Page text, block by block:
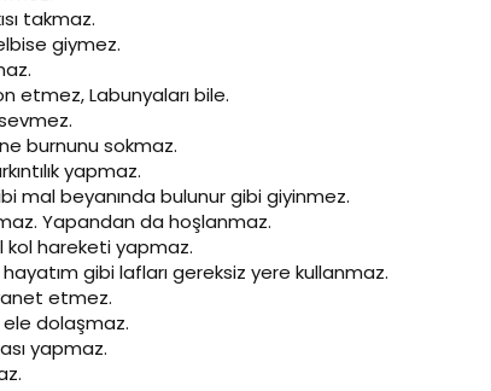
takmaz.
giymez.
etmez, Labunyaları bile.
burnunu sokmaz.
yapmaz.
mal beyanında bulunur gibi giyinmez.
Yapandan da hoşlanmaz.
kol hareketi yapmaz.
gibi lafları gereksiz yere kullanmaz.
etmez.
ele dolaşmaz.
yapmaz.